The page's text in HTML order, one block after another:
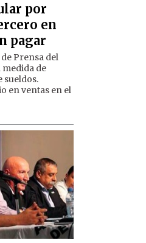
por
en
pagar
Prensa del
de
sueldos.
en ventas en el